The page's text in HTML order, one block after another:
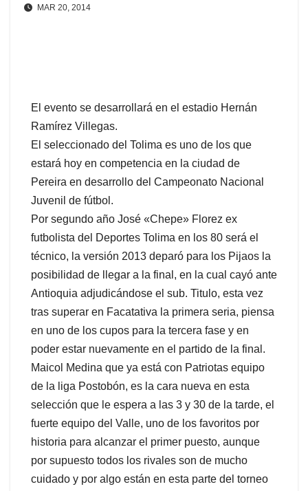
MAR 20, 2014
El evento se desarrollará en el estadio Hernán
Ramírez Villegas.
El seleccionado del Tolima es uno de los que
estará hoy en competencia en la ciudad de
Pereira en desarrollo del Campeonato Nacional
Juvenil de fútbol.
Por segundo año José «Chepe» Florez ex
futbolista del Deportes Tolima en los 80 será el
técnico, la versión 2013 deparó para los Pijaos la
posibilidad de llegar a la final, en la cual cayó ante
Antioquia adjudicándose el sub. Titulo, esta vez
tras superar en Facatativa la primera seria, piensa
en uno de los cupos para la tercera fase y en
poder estar nuevamente en el partido de la final.
Maicol Medina que ya está con Patriotas equipo
de la liga Postobón, es la cara nueva en esta
selección que le espera a las 3 y 30 de la tarde, el
fuerte equipo del Valle, uno de los favoritos por
historia para alcanzar el primer puesto, aunque
por supuesto todos los rivales son de mucho
cuidado y por algo están en esta parte del torneo